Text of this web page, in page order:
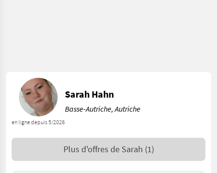
en ligne depuis 5/2026
Sarah Hahn
Basse-Autriche, Autriche
Plus d'offres de Sarah (1)